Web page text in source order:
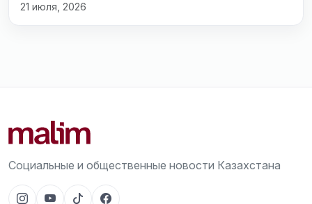
21 июля, 2026
Социальные и общественные новости Казахстана